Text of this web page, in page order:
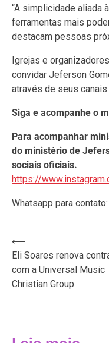
“A simplicidade aliada
ferramentas mais
destacam pessoas
Igrejas e
convidar Jeferson
através de seus
Siga e acompanhe o
Para acompanhar
do ministério de
sociais oficiais.
https://
Whatsapp para
Navegação
de
Post
⟵
Eli Soares renova
com a Universal Music
Christian Group